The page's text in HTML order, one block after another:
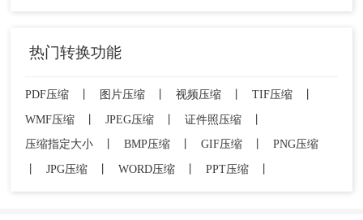
热门转换功能
PDF压缩 图片压缩 视频压缩 TIF压缩
WMF压缩
丨 JPEG压缩 丨 证件照压缩
丨
压缩指定大小
BMP压缩 GIF压缩
PNG压缩
JPG压缩 WORD压缩 PPT压缩